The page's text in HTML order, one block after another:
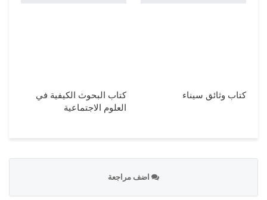
كتاب وثائق سيناء
كتاب البحوث الكيفية في
العلوم الاجتماعية
اضف مراجعة